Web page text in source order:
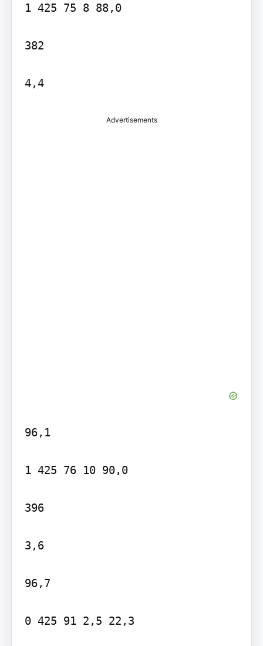
1 425 75 8 88,0
382
4,4
Advertisements
96,1
1 425 76 10 90,0
396
3,6
96,7
0 425 91 2,5 22,3